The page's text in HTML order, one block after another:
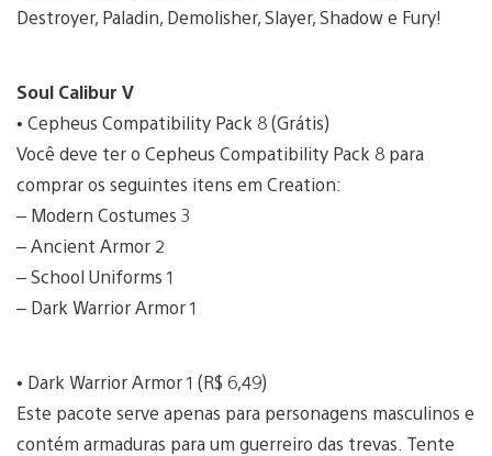
Destroyer, Paladin, Demolisher, Slayer, Shadow e Fury!
Soul Calibur V
• Cepheus Compatibility Pack 8 (Grátis)
Você deve ter o Cepheus Compatibility Pack 8 para
comprar os seguintes itens em Creation:
– Modern Costumes 3
– Ancient Armor 2
– School Uniforms 1
– Dark Warrior Armor 1
• Dark Warrior Armor 1 (R$ 6,49)
Este pacote serve apenas para personagens masculinos e
contém armaduras para um guerreiro das trevas. Tente